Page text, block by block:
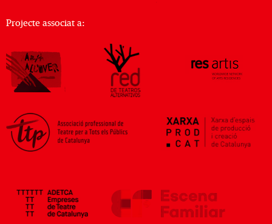
Projecte associat a: